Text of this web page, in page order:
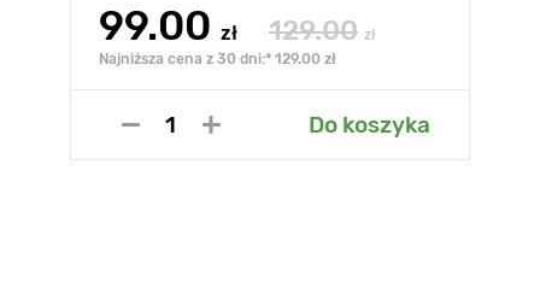
99.00 zł 129.00 zł
Najniższa cena z 30 dni:* 129.00 zł
Do koszyka